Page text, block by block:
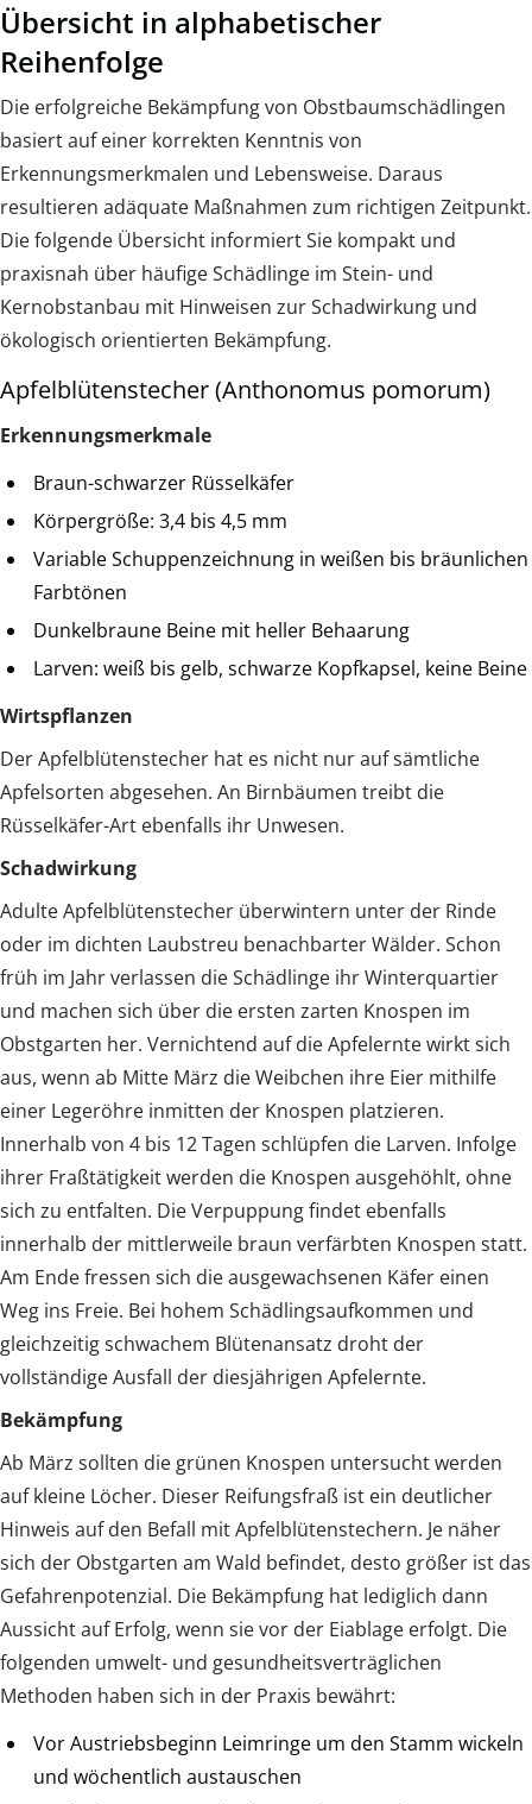
Übersicht in alphabetischer
Reihenfolge
Die erfolgreiche Bekämpfung von Obstbaumschädlingen
basiert auf einer korrekten Kenntnis von
Erkennungsmerkmalen und Lebensweise. Daraus
resultieren adäquate Maßnahmen zum richtigen Zeitpunkt.
Die folgende Übersicht informiert Sie kompakt und
praxisnah über häufige Schädlinge im Stein- und
Kernobstanbau mit Hinweisen zur Schadwirkung und
ökologisch orientierten Bekämpfung.
Apfelblütenstecher (Anthonomus pomorum)
Erkennungsmerkmale
Braun-schwarzer Rüsselkäfer
Körpergröße: 3,4 bis 4,5 mm
Variable Schuppenzeichnung in weißen bis bräunlichen
Farbtönen
Dunkelbraune Beine mit heller Behaarung
Larven: weiß bis gelb, schwarze Kopfkapsel, keine Beine
Wirtspflanzen
Der Apfelblütenstecher hat es nicht nur auf sämtliche
Apfelsorten abgesehen. An Birnbäumen treibt die
Rüsselkäfer-Art ebenfalls ihr Unwesen.
Schadwirkung
Adulte Apfelblütenstecher überwintern unter der Rinde
oder im dichten Laubstreu benachbarter Wälder. Schon
früh im Jahr verlassen die Schädlinge ihr Winterquartier
und machen sich über die ersten zarten Knospen im
Obstgarten her. Vernichtend auf die Apfelernte wirkt sich
aus, wenn ab Mitte März die Weibchen ihre Eier mithilfe
einer Legeröhre inmitten der Knospen platzieren.
Innerhalb von 4 bis 12 Tagen schlüpfen die Larven. Infolge
ihrer Fraßtätigkeit werden die Knospen ausgehöhlt, ohne
sich zu entfalten. Die Verpuppung findet ebenfalls
innerhalb der mittlerweile braun verfärbten Knospen statt.
Am Ende fressen sich die ausgewachsenen Käfer einen
Weg ins Freie. Bei hohem Schädlingsaufkommen und
gleichzeitig schwachem Blütenansatz droht der
vollständige Ausfall der diesjährigen Apfelernte.
Bekämpfung
Ab März sollten die grünen Knospen untersucht werden
auf kleine Löcher. Dieser Reifungsfraß ist ein deutlicher
Hinweis auf den Befall mit Apfelblütenstechern. Je näher
sich der Obstgarten am Wald befindet, desto größer ist das
Gefahrenpotenzial. Die Bekämpfung hat lediglich dann
Aussicht auf Erfolg, wenn sie vor der Eiablage erfolgt. Die
folgenden umwelt- und gesundheitsverträglichen
Methoden haben sich in der Praxis bewährt:
Vor Austriebsbeginn Leimringe um den Stamm wickeln
und wöchentlich austauschen